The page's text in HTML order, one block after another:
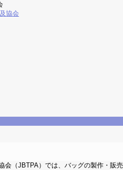
会（JBTPA）では、バッグの製作・販売